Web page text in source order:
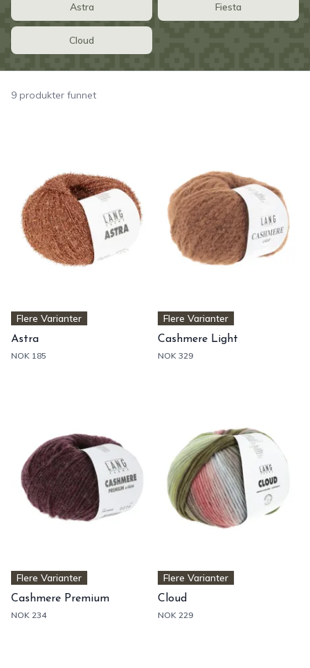
Astra Fiesta
Cloud
9 produkter funnet
Flere Varianter
Astra
NOK 185
Flere Varianter
Cashmere Light
NOK 329
Flere Varianter
Cashmere Premium
NOK 234
Flere Varianter
Cloud
NOK 229